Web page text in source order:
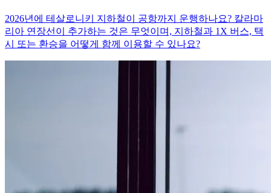
2026년에 테살로니키 지하철이 공항까지 운행하나요? 칼라마
리아 연장선이 추가하는 것은 무엇이며, 지하철과 1X 버스, 택
시 또는 환승을 어떻게 함께 이용할 수 있나요?